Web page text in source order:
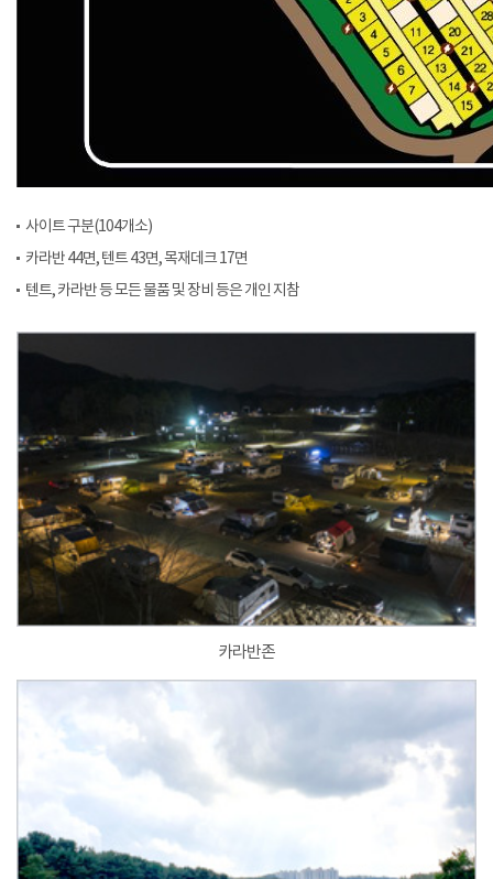
사이트 구분(104개소)
카라반 44면, 텐트 43면, 목재데크 17면
텐트, 카라반 등 모든 물품 및 장비 등은 개인 지참
카라반존